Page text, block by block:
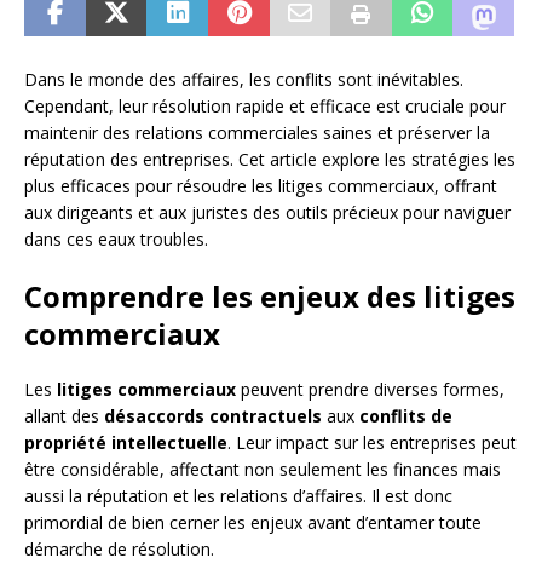
Dans le monde des affaires, les conflits sont inévitables.
Cependant, leur résolution rapide et efficace est cruciale pour
maintenir des relations commerciales saines et préserver la
réputation des entreprises. Cet article explore les stratégies les
plus efficaces pour résoudre les litiges commerciaux, offrant
aux dirigeants et aux juristes des outils précieux pour naviguer
dans ces eaux troubles.
Comprendre les enjeux des litiges
commerciaux
Les litiges commerciaux peuvent prendre diverses formes,
allant des désaccords contractuels aux conflits de
propriété intellectuelle. Leur impact sur les entreprises peut
être considérable, affectant non seulement les finances mais
aussi la réputation et les relations d’affaires. Il est donc
primordial de bien cerner les enjeux avant d’entamer toute
démarche de résolution.